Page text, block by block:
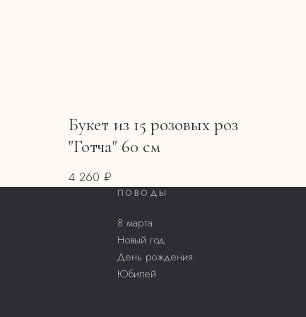
Букет из 15 розовых роз
"Готча" 60 см
4 260 ₽
ПОВОДЫ
8 марта
Новый год
День рождения
Юбилей